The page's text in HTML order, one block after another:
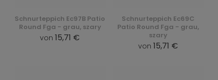
Schnurteppich Ec97B Patio
Round Fga - grau, szary
von 15,71 €
Schnurteppich Ec69C
Patio Round Fga - grau,
szary
von 15,71 €